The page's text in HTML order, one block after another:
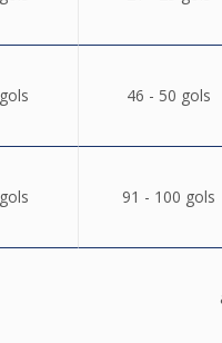
46 - 50 gols
91 - 100 gols